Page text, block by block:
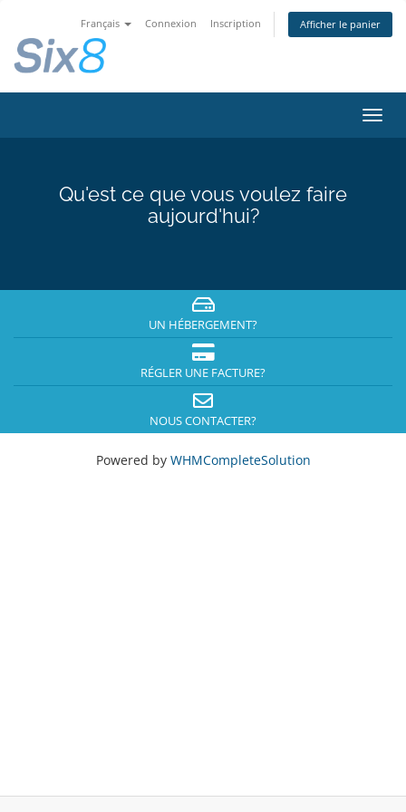
Français Connexion Inscription Afficher le panier
la
Qu'est ce que vous voulez faire
aujourd'hui?
UN HÉBERGEMENT?
RÉGLER UNE FACTURE?
NOUS CONTACTER?
Powered by WHMCompleteSolution